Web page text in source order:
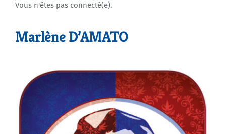
Agenda
Vous n'êtes pas connecté(e).
Marlène D’AMATO